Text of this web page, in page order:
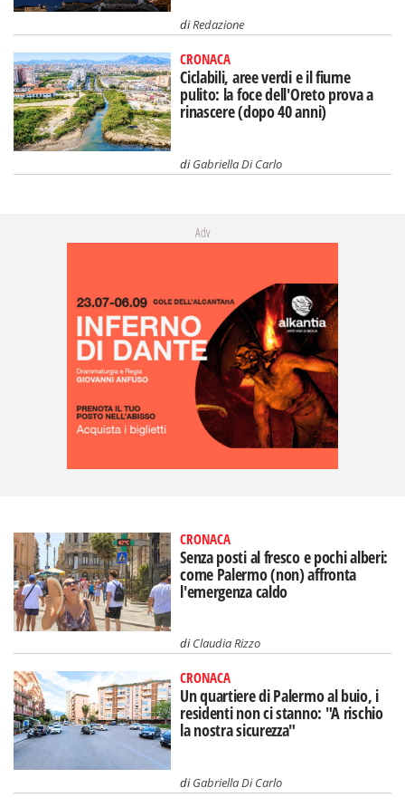
diRedazione
CRONACA
Ciclabili, aree verdi e il fiume
pulito: la foce dell'Oreto prova a
rinascere (dopo 40 anni)
diGabriella Di Carlo
Adv
CRONACA
Senza posti al fresco e pochi alberi:
come Palermo (non) affronta
l'emergenza caldo
diClaudia Rizzo
CRONACA
Un quartiere di Palermo al buio, i
residenti non ci stanno: "A rischio
la nostra sicurezza"
diGabriella Di Carlo